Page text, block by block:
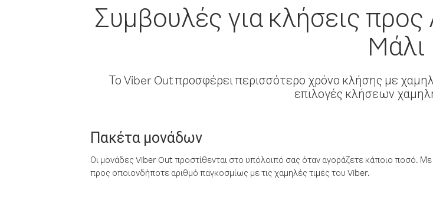
Συμβουλές για κλήσεις
Mάλι
Το Viber Out προσφέρει περισσότερο χρόνο κλήσης με
επιλογές κλήσεων
Πακέτα μονάδων
Οι μονάδες Viber Out προστίθενται στο υπόλοιπό σας όταν αγοράζετε κάποιο ποσό. Με
προς οποιονδήποτε αριθμό παγκοσμίως με τις χαμηλές τιμές του Viber.